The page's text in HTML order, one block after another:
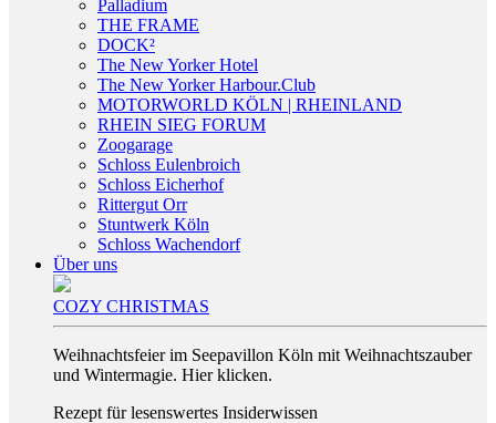
Palladium
THE FRAME
DOCK²
The New Yorker Hotel
The New Yorker Harbour.Club
MOTORWORLD KÖLN | RHEINLAND
RHEIN SIEG FORUM
Zoogarage
Schloss Eulenbroich
Schloss Eicherhof
Rittergut Orr
Stuntwerk Köln
Schloss Wachendorf
Über uns
COZY CHRISTMAS
Weihnachtsfeier im Seepavillon Köln mit Weihnachtszauber
und Wintermagie. Hier klicken.
Rezept für lesenswertes Insiderwissen